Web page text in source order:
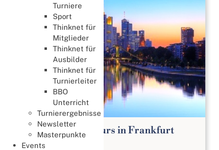
Turniere
Sport
Thinknet für
Mitglieder
Thinknet für
Ausbilder
Thinknet für
Turnierleiter
BBO
Unterricht
Turnierergebnisse
Newsletter
Masterpunkte
Events
Bridge Anfängerkurs in Frankfurt
Lernen & Trainieren